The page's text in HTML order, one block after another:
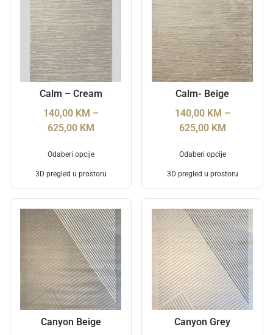
Calm – Cream
140,00 KM –
625,00 KM
Odaberi opcije
3D pregled u prostoru
Calm- Beige
140,00 KM –
625,00 KM
Odaberi opcije
3D pregled u prostoru
Canyon Beige
Canyon Grey